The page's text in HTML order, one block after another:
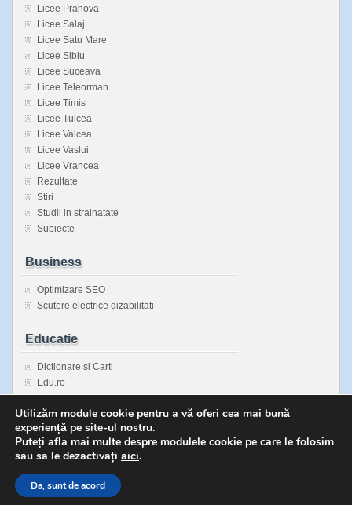
Licee Prahova
Licee Salaj
Licee Satu Mare
Licee Sibiu
Licee Suceava
Licee Teleorman
Licee Timis
Licee Tulcea
Licee Valcea
Licee Vaslui
Licee Vrancea
Rezultate
Stiri
Studii in strainatate
Subiecte
Business
Optimizare SEO
Scutere electrice dizabilitati
Educatie
Dictionare si Carti
Edu.ro
Enciclopedie Universala
Inspectorate Scolare Judetene
Sanatatea copiilor
Copyright © 2026 Bacalaureat fara secrete | Powered by
Utilizăm module cookie pentru a vă oferi cea mai bună
experiență pe site-ul nostru.
Puteți afla mai multe despre modulele cookie pe care le folosim
sau sa le dezactivați aici.
Da, sunt de acord